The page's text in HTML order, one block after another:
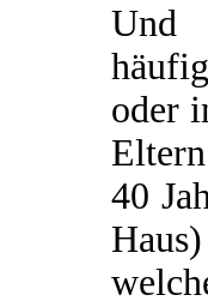
Und
oder
40